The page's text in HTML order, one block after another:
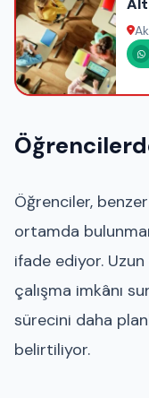
Öğrenciler,
ortamda
ifade ediyor.
çalışma imkânı
sürecini daha
belirtiliyor.